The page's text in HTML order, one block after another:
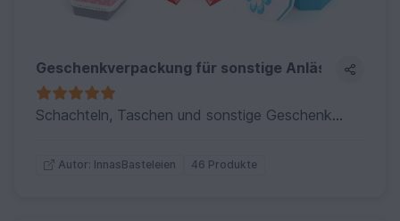
Geschenkverpackung für sonstige Anlässe basteln
Schachteln, Taschen und sonstige Geschenkverpackungen für Feste und andere Anlässe (ohne Weihnachten, Valentinstag, Ostern und Einschulung, dafür gibt es gesonderte Kollektionen)
Autor: InnasBasteleien 46 Produkte